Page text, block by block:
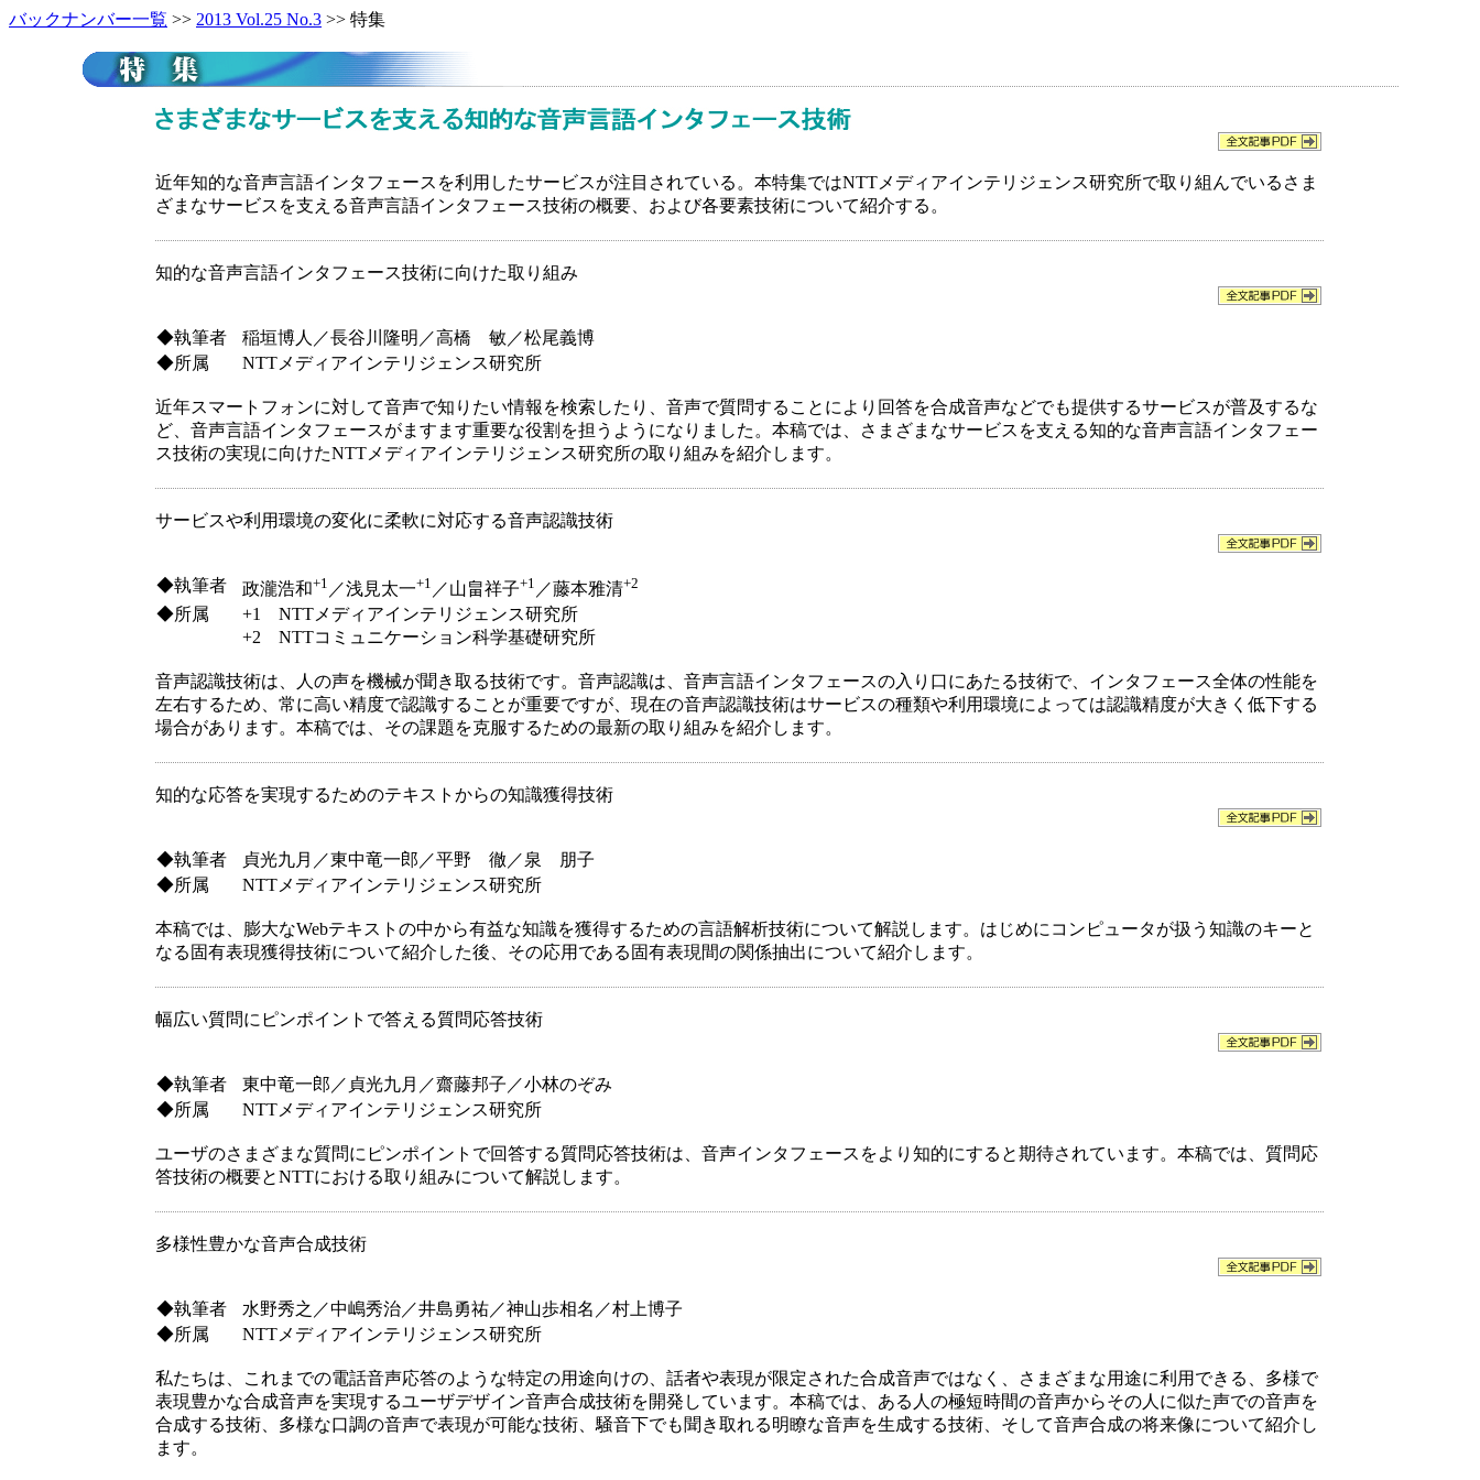
バックナンバー一覧 >> 2013 Vol.25 No.3 >> 特集
近年知的な音声言語インタフェースを利用したサービスが注目されている。本特集ではNTTメディアインテリジェンス研究所で取り組んでいるさま
ざまなサービスを支える音声言語インタフェース技術の概要、および各要素技術について紹介する。
知的な音声言語インタフェース技術に向けた取り組み
◆執筆者
稲垣博人／長谷川隆明／高橋 敏／松尾義博
◆所属
NTTメディアインテリジェンス研究所
近年スマートフォンに対して音声で知りたい情報を検索したり、音声で質問することにより回答を合成音声などでも提供するサービスが普及するな
ど、音声言語インタフェースがますます重要な役割を担うようになりました。本稿では、さまざまなサービスを支える知的な音声言語インタフェー
ス技術の実現に向けたNTTメディアインテリジェンス研究所の取り組みを紹介します。
サービスや利用環境の変化に柔軟に対応する音声認識技術
◆執筆者 政瀧浩和+1 ／浅見太一+1 ／山畠祥子+1 ／藤本雅清+2
◆所属
+1 NTTメディアインテリジェンス研究所
+2 NTTコミュニケーション科学基礎研究所
音声認識技術は、人の声を機械が聞き取る技術です。音声認識は、音声言語インタフェースの入り口にあたる技術で、インタフェース全体の性能を
左右するため、常に高い精度で認識することが重要ですが、現在の音声認識技術はサービスの種類や利用環境によっては認識精度が大きく低下する
場合があります。本稿では、その課題を克服するための最新の取り組みを紹介します。
知的な応答を実現するためのテキストからの知識獲得技術
◆執筆者
貞光九月／東中竜一郎／平野 徹／泉 朋子
◆所属
NTTメディアインテリジェンス研究所
本稿では、膨大なWebテキストの中から有益な知識を獲得するための言語解析技術について解説します。はじめにコンピュータが扱う知識のキーと
なる固有表現獲得技術について紹介した後、その応用である固有表現間の関係抽出について紹介します。
幅広い質問にピンポイントで答える質問応答技術
◆執筆者
東中竜一郎／貞光九月／齋藤邦子／小林のぞみ
◆所属
NTTメディアインテリジェンス研究所
ユーザのさまざまな質問にピンポイントで回答する質問応答技術は、音声インタフェースをより知的にすると期待されています。本稿では、質問応
答技術の概要とNTTにおける取り組みについて解説します。
多様性豊かな音声合成技術
◆執筆者
水野秀之／中嶋秀治／井島勇祐／神山歩相名／村上博子
◆所属
NTTメディアインテリジェンス研究所
私たちは、これまでの電話音声応答のような特定の用途向けの、話者や表現が限定された合成音声ではなく、さまざまな用途に利用できる、多様で
表現豊かな合成音声を実現するユーザデザイン音声合成技術を開発しています。本稿では、ある人の極短時間の音声からその人に似た声での音声を
合成する技術、多様な口調の音声で表現が可能な技術、騒音下でも聞き取れる明瞭な音声を生成する技術、そして音声合成の将来像について紹介し
ます。